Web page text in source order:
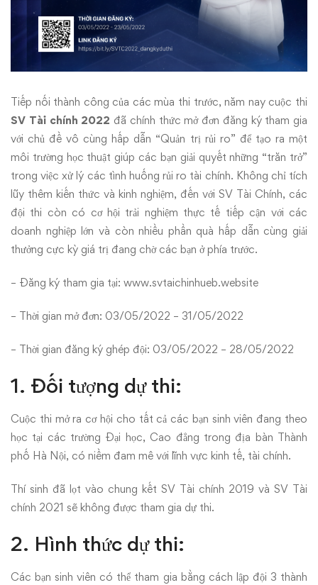
Tiếp nối thành công của các mùa thi trước, năm nay cuộc thi
SV Tài chính 2022 đã chính thức mở đơn đăng ký tham gia
với chủ đề vô cùng hấp dẫn “Quản trị rủi ro” để tạo ra một
môi trường học thuật giúp các bạn giải quyết những “trăn trở”
trong việc xử lý các tình huống rủi ro tài chính. Không chỉ tích
lũy thêm kiến thức và kinh nghiệm, đến với SV Tài Chính, các
đội thi còn có cơ hội trải nghiệm thực tế tiếp cận với các
doanh nghiệp lớn và còn nhiều phần quà hấp dẫn cùng giải
thưởng cực kỳ giá trị đang chờ các bạn ở phía trước.
– Đăng ký tham gia tại: www.svtaichinhueb.website
– Thời gian mở đơn: 03/05/2022 – 31/05/2022
– Thời gian đăng ký ghép đội: 03/05/2022 – 28/05/2022
1. Đối tượng dự thi:
Cuộc thi mở ra cơ hội cho tất cả các bạn sinh viên đang theo
học tại các trường Đại học, Cao đẳng trong địa bàn Thành
phố Hà Nội, có niềm đam mê với lĩnh vực kinh tế, tài chính.
Thí sinh đã lọt vào chung kết SV Tài chính 2019 và SV Tài
chính 2021 sẽ không được tham gia dự thi.
2. Hình thức dự thi:
Các bạn sinh viên có thể tham gia bằng cách lập đội 3 thành